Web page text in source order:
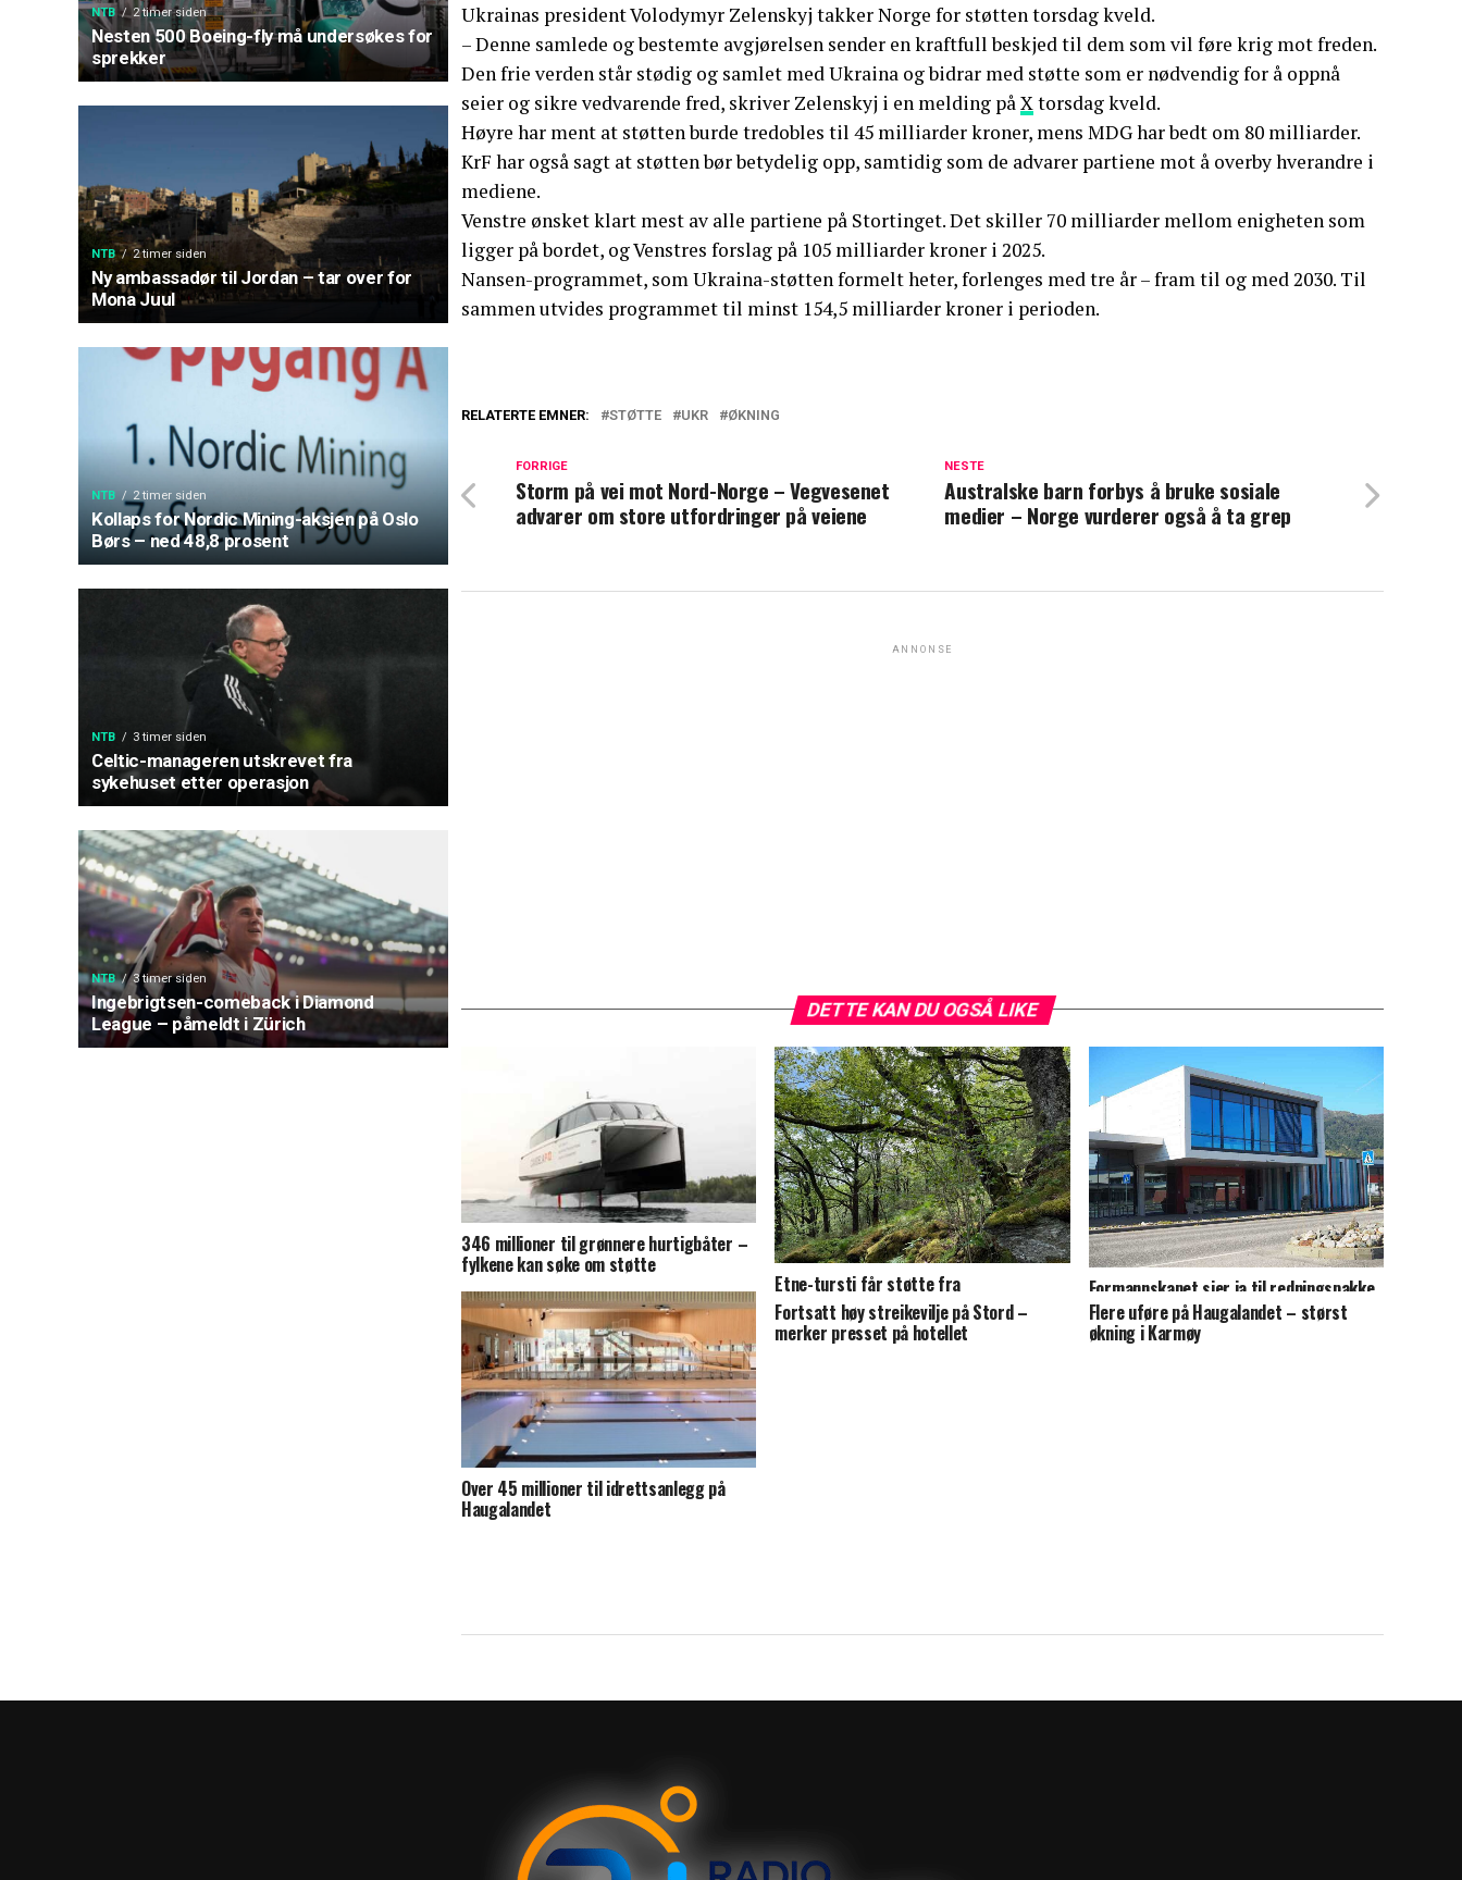
NTB 2 timer siden
Nesten 500 Boeing-fly må undersøkes for
sprekker
NTB 2 timer siden
Ny ambassadør til Jordan – tar over for
Mona Juul
NTB 2 timer siden
Kollaps for Nordic Mining-aksjen på Oslo
Børs – ned 48,8 prosent
NTB 3 timer siden
Celtic-manageren utskrevet fra
sykehuset etter operasjon
NTB 3 timer siden
Ingebrigtsen-comeback i Diamond
League – påmeldt i Zürich
Ukrainas president Volodymyr Zelenskyj takker Norge for støtten torsdag kveld.
– Denne samlede og bestemte avgjørelsen sender en kraftfull beskjed til dem som vil føre krig mot freden.
Den frie verden står stødig og samlet med Ukraina og bidrar med støtte som er nødvendig for å oppnå
seier og sikre vedvarende fred, skriver Zelenskyj i en melding påXtorsdag kveld.
Høyre har ment at støtten burde tredobles til 45 milliarder kroner, mens MDG har bedt om 80 milliarder.
KrF har også sagt at støtten bør betydelig opp, samtidig som de advarer partiene mot å overby hverandre i
mediene.
Venstre ønsket klart mest av alle partiene på Stortinget. Det skiller 70 milliarder mellom enigheten som
ligger på bordet, og Venstres forslag på 105 milliarder kroner i 2025.
Nansen-programmet, som Ukraina-støtten formelt heter, forlenges med tre år – fram til og med 2030. Til
sammen utvides programmet til minst 154,5 milliarder kroner i perioden.
RELATERTE EMNER: STØTTE UKR ØKNING
NESTE
Australske barn forbys å bruke sosiale
medier – Norge vurderer også å ta grep
FORRIGE
Storm på vei mot Nord-Norge – Vegvesenet
advarer om store utfordringer på veiene
ANNONSE
DETTE KAN DU OGSÅ LIKE
346 millioner til grønnere hurtigbåter –
fylkene kan søke om støtte
Etne-tursti får støtte fra
Statskogmillionen
Formannskapet sier ja til redningspakke
for Skakke
Over 45 millioner til idrettsanlegg på
Haugalandet
Fortsatt høy streikevilje på Stord –
merker presset på hotellet
Flere uføre på Haugalandet – størst
økning i Karmøy